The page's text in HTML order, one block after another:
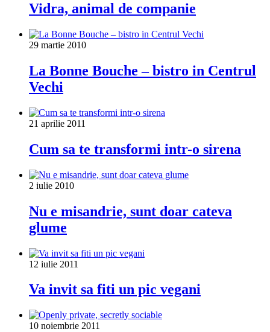
Vidra, animal de companie
29 martie 2010
La Bonne Bouche – bistro in Centrul
Vechi
21 aprilie 2011
Cum sa te transformi intr-o sirena
2 iulie 2010
Nu e misandrie, sunt doar cateva
glume
12 iulie 2011
Va invit sa fiti un pic vegani
10 noiembrie 2011